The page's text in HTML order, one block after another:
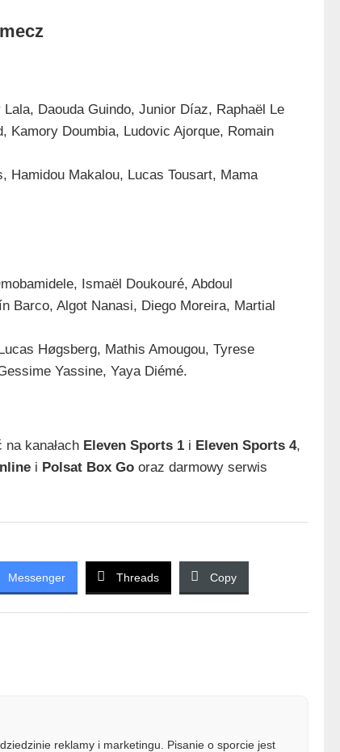
Daouda Guindo, Junior Díaz, Raphaël Le
Kamory Doumbia, Ludovic Ajorque, Romain
Hamidou Makalou, Lucas Tousart, Mama
Ismaël Doukouré, Abdoul
Barco, Algot Nanasi, Diego Moreira, Martial
Høgsberg, Mathis Amougou, Tyrese
Yassine, Yaya Diémé.
kanałach Eleven Sports 1i Eleven Sports 4,
i Polsat Box Gooraz darmowy serwis
Messenger Threads Copy
reklamy i marketingu. Pisanie o sporcie jest